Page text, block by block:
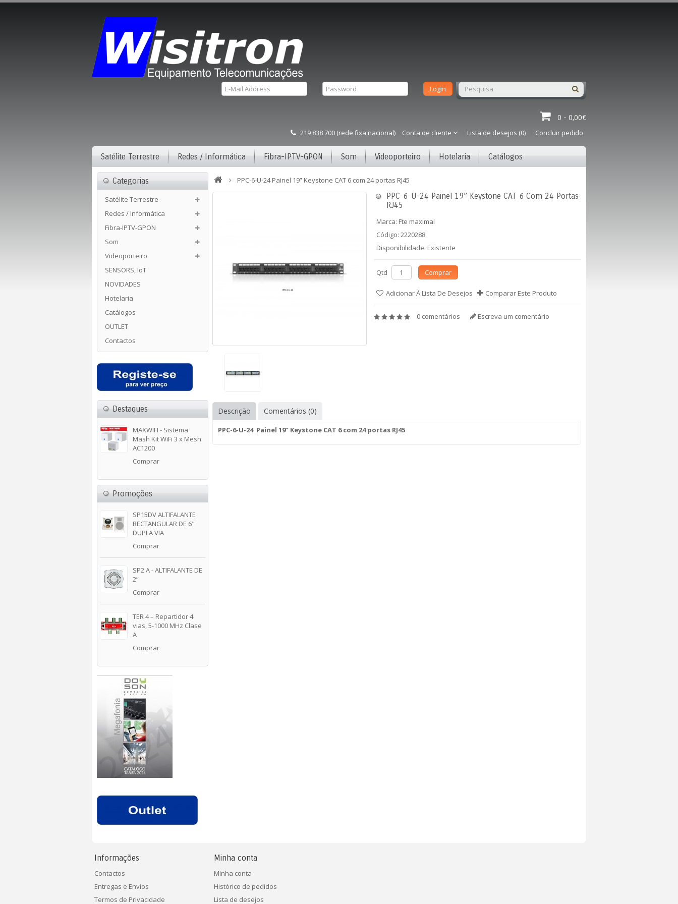
0 - 0,00€
219 838 700 (rede fixa nacional) Conta de cliente Lista de desejos (0) Concluir pedido
Satélite Terrestre Redes / Informática Fibra-IPTV-GPON Som Videoporteiro Hotelaria Catálogos
Categorias
Satélite Terrestre
Redes / Informática
Fibra-IPTV-GPON
Som
Videoporteiro
SENSORS, IoT
NOVIDADES
Hotelaria
Catálogos
OUTLET
Contactos
Destaques
MAXWIFI - Sistema
Mash Kit WiFi 3 x Mesh
AC1200
Comprar
Promoções
SP15DV ALTIFALANTE
RECTANGULAR DE 6"
DUPLA VIA
Comprar
SP2 A - ALTIFALANTE DE
2”
Comprar
TER 4 – Repartidor 4
vias, 5-1000 MHz Clase
A
Comprar
PPC-6-U-24 Painel 19” Keystone CAT 6 com 24 portas RJ45
PPC-6-U-24 Painel 19” Keystone CAT 6 Com 24 Portas
RJ45
Marca: Fte maximal
Código: 2220288
Disponibilidade: Existente
Qtd Comprar
Adicionar À Lista De Desejos Comparar Este Produto
0 comentários Escreva um comentário
Descrição Comentários (0)
PPC-6-U-24 Painel 19” Keystone CAT 6 com 24 portas RJ45
Informações
Contactos
Entregas e Envios
Termos de Privacidade
Minha conta
Minha conta
Histórico de pedidos
Lista de desejos